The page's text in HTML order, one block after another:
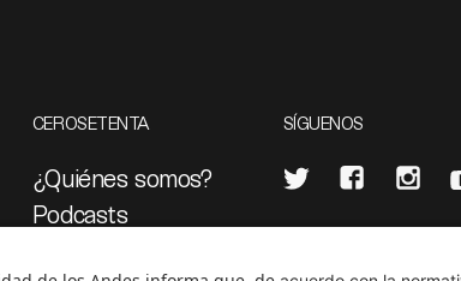
CEROSETENTA
¿Quiénes somos?
Podcasts
SÍGUENOS